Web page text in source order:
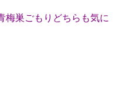
巣ごもりどちらも気に